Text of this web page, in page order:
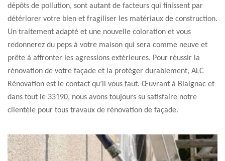
dépôts de pollution, sont autant de facteurs qui finissent par
détériorer votre bien et fragiliser les matériaux de construction.
Un traitement adapté et une nouvelle coloration et vous
redonnerez du peps à votre maison qui sera comme neuve et
prête à affronter les agressions extérieures. Pour réussir la
rénovation de votre façade et la protéger durablement, ALC
Rénovation est le contact qu’il vous faut. Œuvrant à Blaignac et
dans tout le 33190, nous avons toujours su satisfaire notre
clientèle pour tous travaux de rénovation de façade.